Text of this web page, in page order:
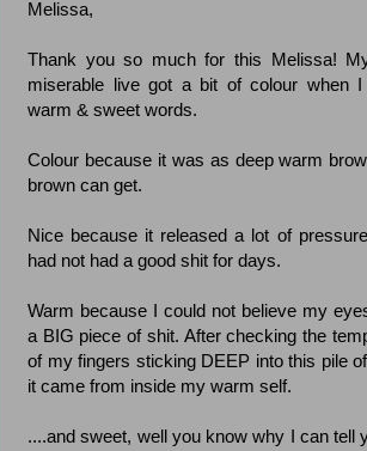
Melissa,
Thank you so much for this Melissa!
miserable live got a bit of colour when
warm & sweet words.
Colour because it was as deep warm
brown can get.
Nice because it released a lot of
had not had a good shit for days.
Warm because I could not believe my
a BIG piece of shit. After checking the
of my fingers sticking DEEP into this pile
it came from inside my warm self.
....and sweet, well you know why I can tell